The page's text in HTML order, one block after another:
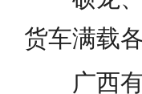
货车满载
广西